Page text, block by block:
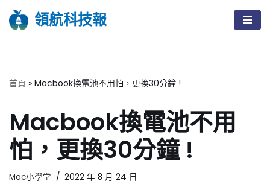
Skip
領航科技報
首頁 » Macbook換電池不用怕，更換30分鐘 !
Macbook換電池不用
怕，更換30分鐘 !
Mac小學堂 2022 年 8 月 24 日